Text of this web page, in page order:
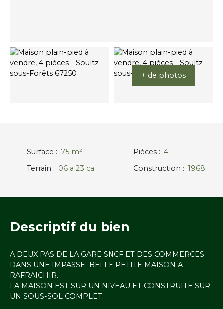
+ de photos
Surface : 75 m² Pièces : 4
Terrain : 06 a 23 ca Construction : 1968
Descriptif du bien
A DEUX PAS DE LA GARE SNCF ET DES COMMERCES
DANS UNE IMPASSE BELLE PETITE MAISON A
RAFRAICHIR.
LA MAISON EST SUR UN NIVEAU ET CONSTRUITE SUR
UN SOUS-SOL COMPLET.